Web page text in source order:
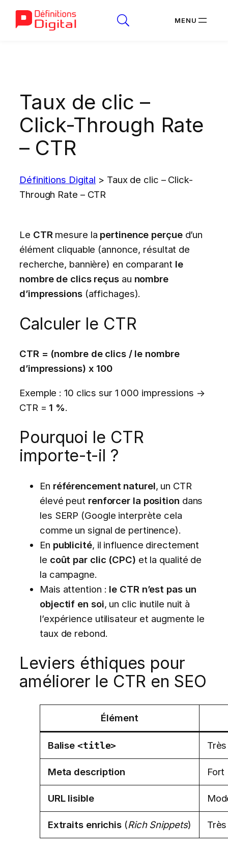
Taux de clic –
Click-Through Rate
– CTR
Définitions Digital > Taux de clic – Click-
Through Rate – CTR
Le CTR mesure la pertinence perçued’un
élément cliquable (annonce, résultat de
recherche, bannière) en comparant le
nombre de clics reçusau nombre
d’impressions(affichages).
Calculer le CTR
CTR = (nombre de clics / le nombre
d’impressions) x 100
Exemple : 10 clics sur 1 000 impressions →
CTR = 1 %.
Pourquoi le CTR
importe-t-il ?
En référencement naturel, un CTR
élevé peut renforcer la position dans
les SERP (Google interprète cela
comme un signal de pertinence).
En publicité, il influence directement
le coût par clic (CPC) et la qualité de
la campagne.
Mais attention : le CTR n’est pas un
objectif en soi, un clic inutile nuit à
l’expérience utilisateur et augmente le
taux de rebond.
Leviers éthiques pour
améliorer le CTR en SEO
Élément
Balise<title>
Meta description Fort
URL lisible
Extraits enrichis (Rich Snippets)